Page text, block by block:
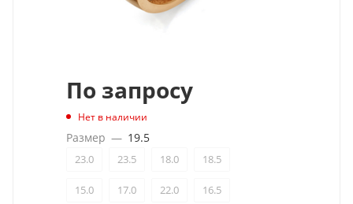
По запросу
Нет в наличии
Размер — 19.5
23.0 23.5 18.0 18.5
15.0 17.0 22.0 16.5